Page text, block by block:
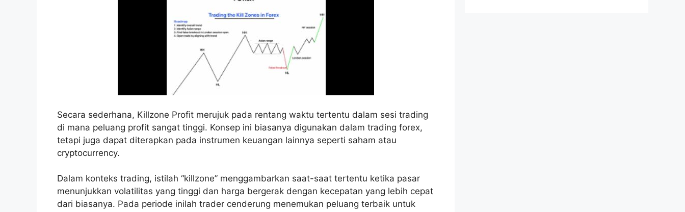
Secara sederhana, Killzone Profit merujuk pada rentang waktu tertentu dalam sesi trading
di mana peluang profit sangat tinggi. Konsep ini biasanya digunakan dalam trading forex,
tetapi juga dapat diterapkan pada instrumen keuangan lainnya seperti saham atau
cryptocurrency.
Dalam konteks trading, istilah “killzone” menggambarkan saat-saat tertentu ketika pasar
menunjukkan volatilitas yang tinggi dan harga bergerak dengan kecepatan yang lebih cepat
dari biasanya. Pada periode inilah trader cenderung menemukan peluang terbaik untuk